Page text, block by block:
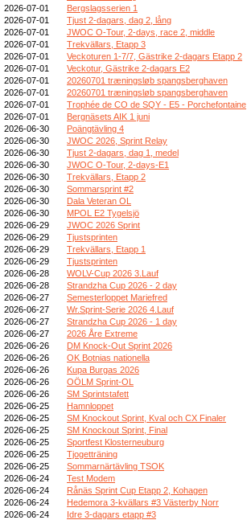
2026-07-01
Bergslagsserien 1
2026-07-01
Tjust 2-dagars, dag 2, lång
2026-07-01
JWOC O-Tour, 2-days, race 2, middle
2026-07-01
Trekvällars, Etapp 3
2026-07-01
Veckoturen 1-7/7, Gästrike 2-dagars Etapp 2
2026-07-01
Veckotur, Gästrike 2-dagars E2
2026-07-01
20260701 træningsløb spangsberghaven
2026-07-01
20260701 træningsløb spangsberghaven
2026-07-01
Trophée de CO de SQY - E5 - Porchefontaine
2026-07-01
Bergnäsets AIK 1 juni
2026-06-30
Poängtävling 4
2026-06-30
JWOC 2026, Sprint Relay
2026-06-30
Tjust 2-dagars, dag 1, medel
2026-06-30
JWOC O-Tour, 2-days-E1
2026-06-30
Trekvällars, Etapp 2
2026-06-30
Sommarsprint #2
2026-06-30
Dala Veteran OL
2026-06-30
MPOL E2 Tygelsjö
2026-06-29
JWOC 2026 Sprint
2026-06-29
Tjustsprinten
2026-06-29
Trekvällars, Etapp 1
2026-06-29
Tjustsprinten
2026-06-28
WOLV-Cup 2026 3.Lauf
2026-06-28
Strandzha Cup 2026 - 2 day
2026-06-27
Semesterloppet Mariefred
2026-06-27
Wr.Sprint-Serie 2026 4.Lauf
2026-06-27
Strandzha Cup 2026 - 1 day
2026-06-27
2026 Åre Extreme
2026-06-26
DM Knock-Out Sprint 2026
2026-06-26
OK Botnias nationella
2026-06-26
Kupa Burgas 2026
2026-06-26
OÖLM Sprint-OL
2026-06-26
SM Sprintstafett
2026-06-25
Hamnloppet
2026-06-25
SM Knockout Sprint, Kval och CX Finaler
2026-06-25
SM Knockout Sprint, Final
2026-06-25
Sportfest Klosterneuburg
2026-06-25
Tjogetträning
2026-06-25
Sommarnärtävling TSOK
2026-06-24
Test Modem
2026-06-24
Rånäs Sprint Cup Etapp 2, Kohagen
2026-06-24
Hedemora 3-kvällars #3 Västerby Norr
2026-06-24
Idre 3-dagars etapp #3